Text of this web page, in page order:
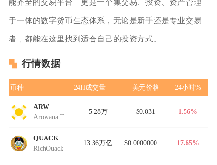
能齐全的交易平台，更是一个集交易、投资、资产管理
于一体的数字货币生态体系，无论是新手还是专业交易
者，都能在这里找到适合自己的投资方式。
行情数据
币种 24H成交量 美元价格 24小时%
ARW
Arowana Token
5.28万 $0.031 1.56%
QUACK
RichQuack
13.36万亿 $0.00000000000 17.65%